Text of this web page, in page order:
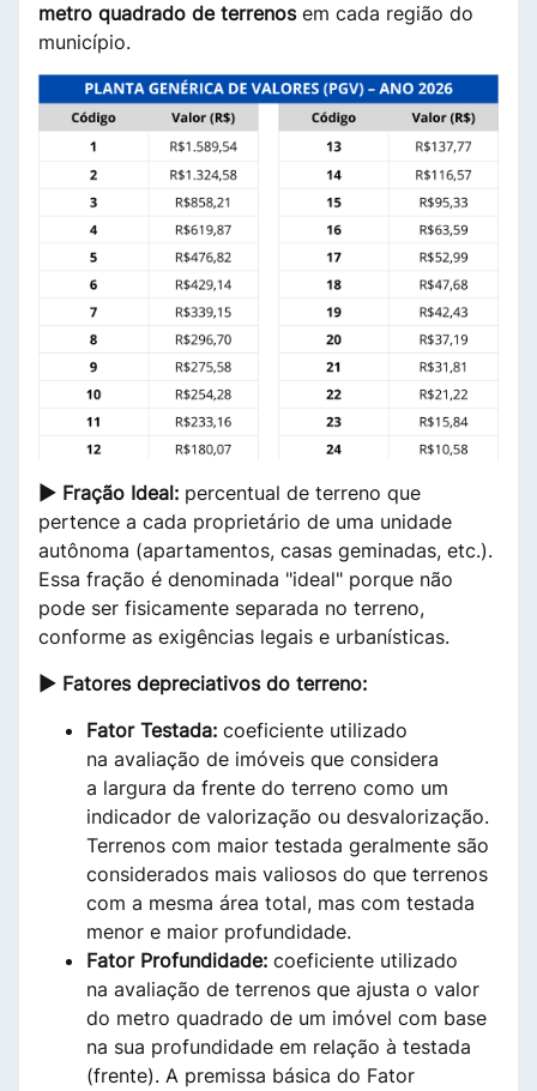
metro quadrado de terrenosem cada região do
município.
► Fração Ideal: percentual de terreno que
pertence a cada proprietário de uma unidade
autônoma (apartamentos, casas geminadas, etc.).
Essa fração é denominada "ideal" porque não
pode ser fisicamente separada no terreno,
conforme as exigências legais e urbanísticas.
► Fatores depreciativos do terreno:
Fator Testada: coeficiente utilizado
na avaliação de imóveis que considera
a largura da frente do terreno como um
indicador de valorização ou desvalorização.
Terrenos com maior testada geralmente são
considerados mais valiosos do que terrenos
com a mesma área total, mas com testada
menor e maior profundidade.
Fator Profundidade: coeficiente utilizado
na avaliação de terrenos que ajusta o valor
do metro quadrado de um imóvel com base
na sua profundidade em relação à testada
(frente). A premissa básica do Fator